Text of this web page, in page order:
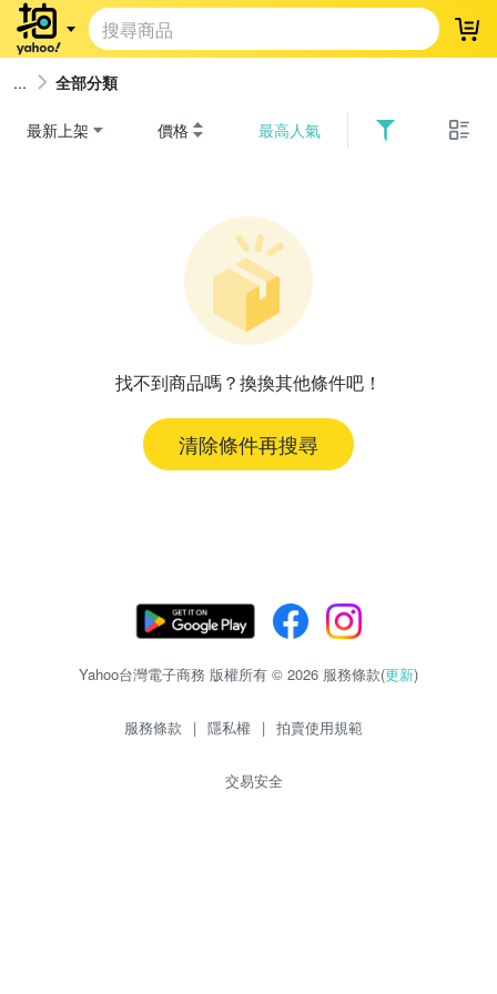
登
全部分類
最新上架 價格 最高人氣
找不到商品嗎？換換其他條件吧！
清除條件再搜尋
Yahoo台灣電子商務 版權所有 © 2026 服務條款(更新)
服務條款 | 隱私權 | 拍賣使用規範
交易安全